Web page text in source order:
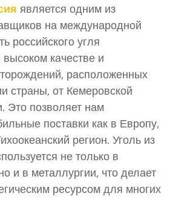
является одним из
на международной
российского угля
качестве и
расположенных
страны, от Кемеровской
Это позволяет нам
поставки как в Европу,
регион. Уголь из
не только в
и в металлургии, что делает
ресурсом для многих